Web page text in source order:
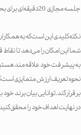
جلسه مجازی 20 دقیقه‌ای برای بحث در نظر بگیریم؟
نکته کلیدی این است که به
شما این امکان را می دهد تا نقاط
به پیشرفت خود علاقه مند
نحوه تعریف ارزش متمایزی است که
برقرار کند. توانایی بیان برند
در نهایت اهداف خود را محقق